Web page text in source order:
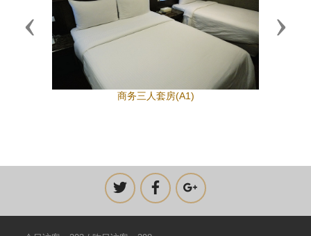
商务三人套房(A1)
Previous Next